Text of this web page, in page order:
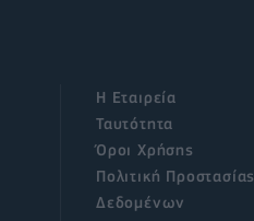
Η Εταιρεία
Ταυτότητα
Όροι Χρήσης
Πολιτική Προστασίας
Δεδομένων